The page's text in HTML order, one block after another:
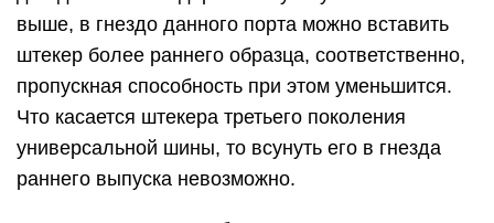
выше, в гнездо данного порта можно вставить
штекер более раннего образца, соответственно,
пропускная способность при этом уменьшится.
Что касается штекера третьего поколения
универсальной шины, то всунуть его в гнезда
раннего выпуска невозможно.